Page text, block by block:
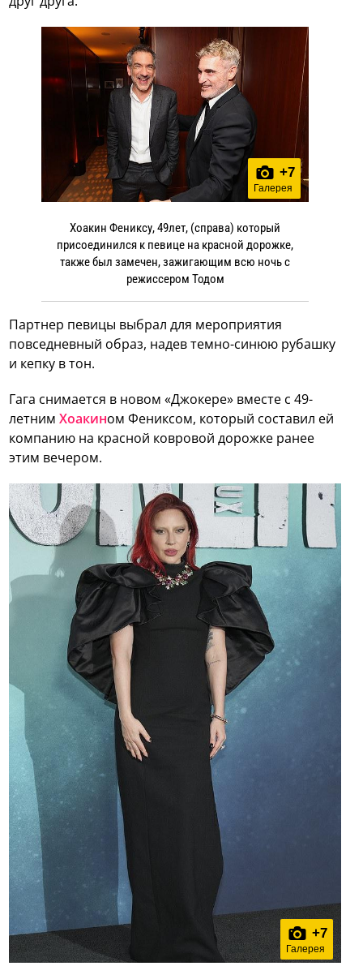
+7
Галерея
Хоакин Фениксу, 49лет, (справа) который
присоединился к певице на красной дорожке,
также был замечен, зажигающим всю ночь с
режиссером Тодом
Партнер певицы выбрал для мероприятия
повседневный образ, надев темно-синюю рубашку
и кепку в тон.
Гага снимается в новом «Джокере» вместе с 49-
летнимХоакином Фениксом, который составил ей
компанию на красной ковровой дорожке ранее
этим вечером.
+7
Галерея